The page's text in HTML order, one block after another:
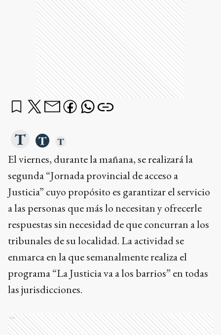
El viernes, durante la mañana, se realizará la
segunda “Jornada provincial de acceso a
Justicia” cuyo propósito es garantizar el servicio
a las personas que más lo necesitan y ofrecerle
respuestas sin necesidad de que concurran a los
tribunales de su localidad. La actividad se
enmarca en la que semanalmente realiza el
programa “La Justicia va a los barrios” en todas
las jurisdicciones.
Ads